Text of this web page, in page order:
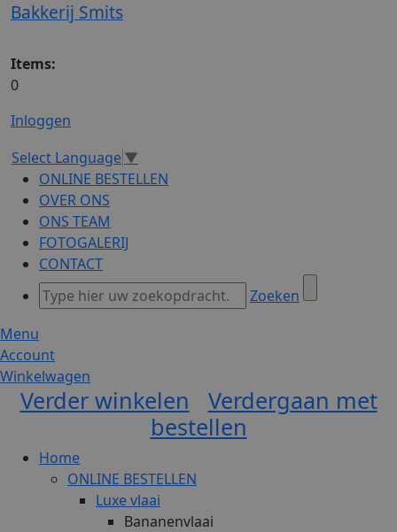
Bakkerij Smits
Items:
0
Inloggen
Select Language▼
ONLINE BESTELLEN
OVER ONS
ONS TEAM
FOTOGALERIJ
CONTACT
Zoeken
Menu
Account
Winkelwagen
Verder winkelen
Verdergaan met
bestellen
Home
ONLINE BESTELLEN
Luxe vlaai
Bananenvlaai